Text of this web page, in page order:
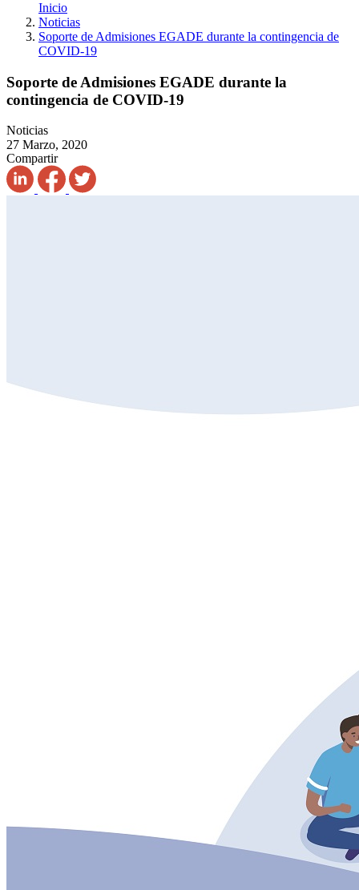
Inicio
Noticias
Soporte de Admisiones EGADE durante la contingencia de
COVID-19
Soporte de Admisiones EGADE durante la
contingencia de COVID-19
Noticias
27 Marzo, 2020
Compartir